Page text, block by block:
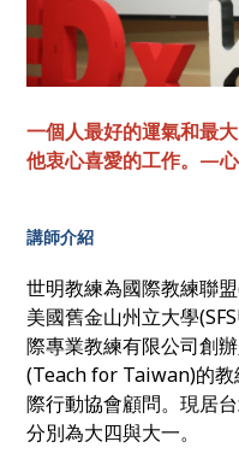
一個人最好的運氣和最
他衷心喜愛的工作。—
講師介紹
世明教練為國際教練聯
美國舊金山州立大學
際專業教練有限公司創
(Teach for Taiwan)的
際行動協會顧問。現居
分別為大四與大一。